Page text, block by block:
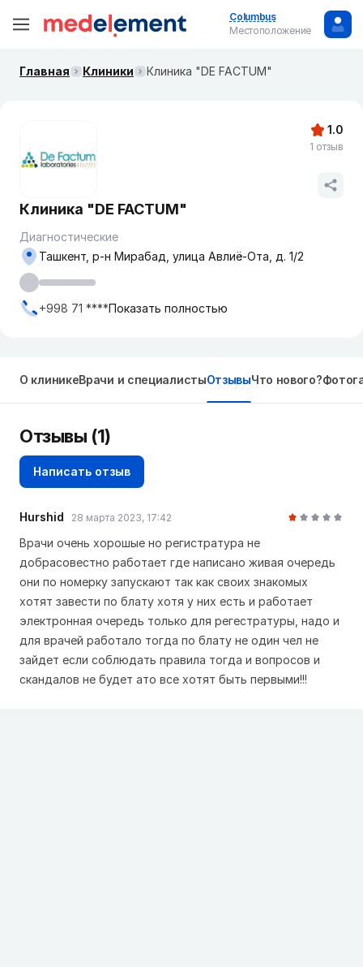
Columbus
Местоположение
Главная Клиники Клиника "DE FACTUM"
Клиника "DE FACTUM"
Диагностические
Ташкент, р-н Мирабад, улица Авлиё-Ота, д. 1/2
+998 71 ****Показать полностью
1.0
1 отзыв
О клиникеВрачи и специалистыОтзывыЧто нового?
Отзывы (1)
Написать отзыв
Hurshid 28 марта 2023, 17:42
Врачи очень хорошые но регистратура не
добрасовестно работает где написано живая очередь
они по номерку запускают так как своих знакомых
хотят завести по блату хотя у них есть и работает
электронная очередь только для регестратуры, надо и
для врачей работало тогда по блату не один чел не
зайдет если соблюдать правила тогда и вопросов и
скандалов не будет ато все хотят быть первыми!!!